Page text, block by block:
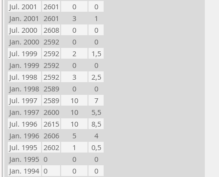
Jul. 2001
2601 0
0
Jan. 2001 2601 3
1
Jul. 2000
2608 0
0
Jan. 2000 2592 0
0
Jul. 1999
2592 2
1,5
Jan. 1999 2592 0
0
Jul. 1998
2592 3
2,5
Jan. 1998 2589 0
0
Jul. 1997
2589 10
7
Jan. 1997 2600 10
5,5
Jul. 1996
2615 10
8,5
Jan. 1996 2606 5
4
Jul. 1995
2602 1
0,5
Jan. 1995 0 0
0
Jan. 1994 0 0
0